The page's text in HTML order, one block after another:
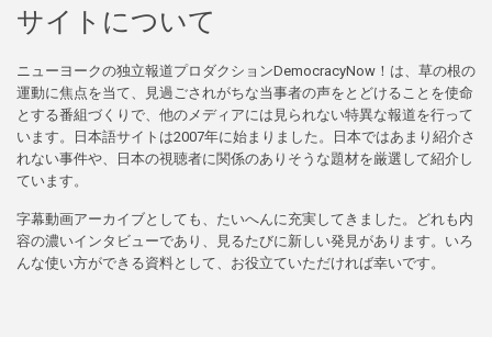
サイトについて
ニューヨークの独立報道プロダクションDemocracyNow！は、草の根の
運動に焦点を当て、見過ごされがちな当事者の声をとどけることを使命
とする番組づくりで、他のメディアには見られない特異な報道を行って
います。日本語サイトは2007年に始まりました。日本ではあまり紹介さ
れない事件や、日本の視聴者に関係のありそうな題材を厳選して紹介し
ています。
字幕動画アーカイブとしても、たいへんに充実してきました。どれも内
容の濃いインタビューであり、見るたびに新しい発見があります。いろ
んな使い方ができる資料として、お役立ていただければ幸いです。